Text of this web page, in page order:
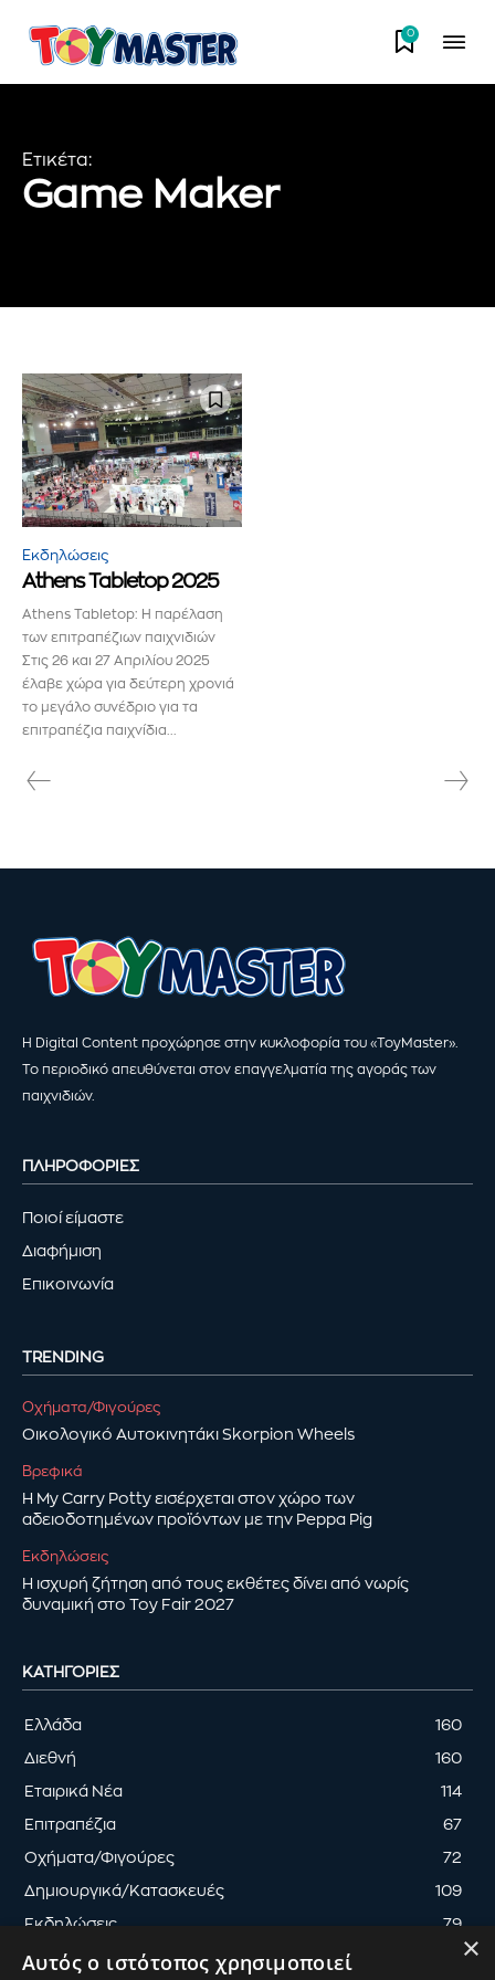
ενημερωθείτε πρώτοι για τα νέα
αγοράς.
Για να εγγραφείτε, απλώς εισάγετε τη διεύθυνση email σας
στον ιστότοπό μας ή κάντε κλικ στο κουμπί εγγραφής
παρακάτω. Μην ανησυχείτε, σεβόμαστε την ιδιωτικότητά σας
και δεν θα σας στείλουμε ανεπιθύμητα μηνύματα. Οι
ΕΓΓΡΑΦΉ!
Διάβασα και αποδέχομαι την
0
Ετικέτα:
Game Maker
Εκδηλώσεις
Athens Tabletop 2025
Athens Tabletop: Η παρέλαση
των επιτραπέζιων παιχνιδιών
Στις 26 και 27 Απριλίου 2025
έλαβε χώρα για δεύτερη χρονιά
το μεγάλο συνέδριο για τα
επιτραπέζια παιχνίδια...
Η Digital Content προχώρησε στην κυκλοφορία του «ToyMaster».
Το περιοδικό απευθύνεται στον επαγγελματία της αγοράς των
παιχνιδιών.
ΠΛΗΡΟΦΟΡΙΕΣ
Ποιοί είμαστε
Διαφήμιση
Επικοινωνία
TRENDING
Οχήματα/Φιγούρες
Οικολογικό Αυτοκινητάκι Skorpion Wheels
Βρεφικά
Η My Carry Potty εισέρχεται στον χώρο των
αδειοδοτημένων προϊόντων με την Peppa Pig
Εκδηλώσεις
Η ισχυρή ζήτηση από τους εκθέτες δίνει από νωρίς
δυναμική στο Toy Fair 2027
ΚΑΤΗΓΟΡΊΕΣ
Ελλάδα 160
Διεθνή 160
Εταιρικά Νέα 114
Επιτραπέζια 67
Οχήματα/Φιγούρες 72
Δημιουργικά/Κατασκευές 109
Εκδηλώσεις 79
×
Αυτός ο ιστότοπος χρησιμοποιεί